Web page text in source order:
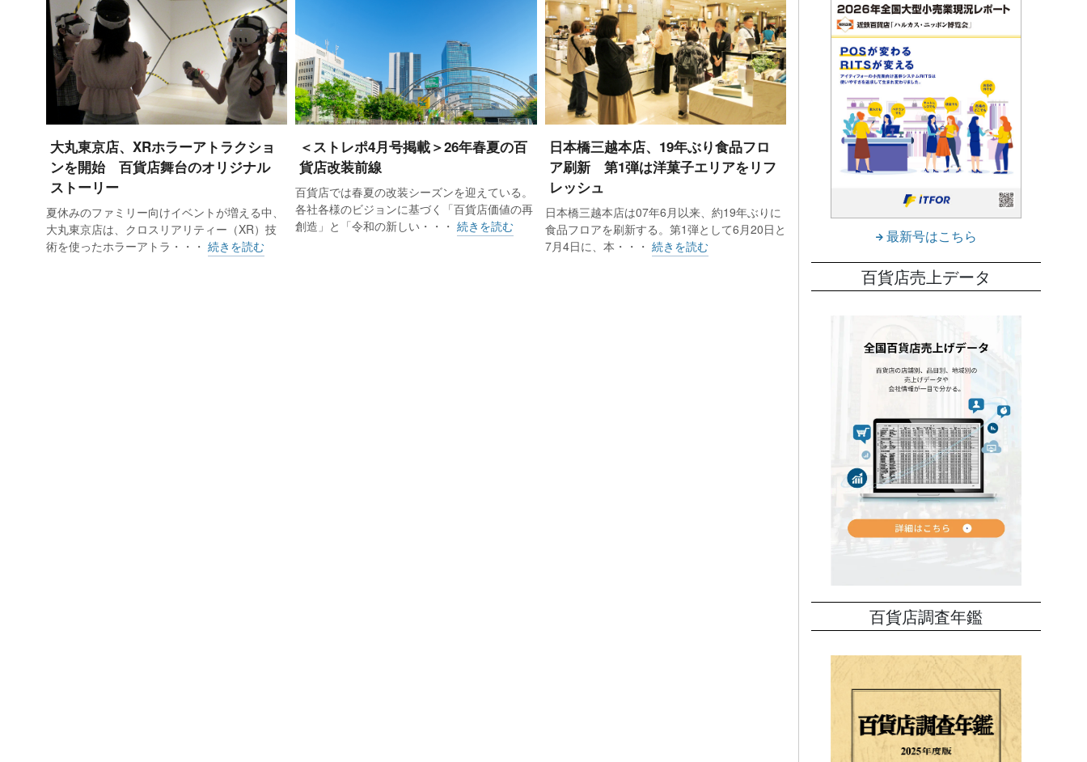
大丸東京店、XRホラーアトラクショ
ンを開始 百貨店舞台のオリジナル
ストーリー
夏休みのファミリー向けイベントが増える中、
大丸東京店は、クロスリアリティー（XR）技
術を使ったホラーアトラ・・・ 続きを読む
＜ストレポ4月号掲載＞26年春夏の百
貨店改装前線
百貨店では春夏の改装シーズンを迎えている。
各社各様のビジョンに基づく「百貨店価値の再
創造」と「令和の新しい・・・続きを読む
日本橋三越本店、19年ぶり食品フロ
ア刷新 第1弾は洋菓子エリアをリフ
レッシュ
日本橋三越本店は07年6月以来、約19年ぶりに
食品フロアを刷新する。第1弾として6月20日と
7月4日に、本・・・ 続きを読む
最新号はこちら
百貨店売上データ
百貨店調査年鑑